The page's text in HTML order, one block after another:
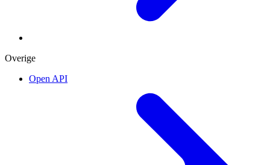
Overige
Open API